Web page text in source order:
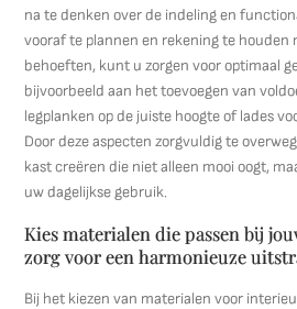
na te denken over de indeling en
vooraf te plannen en rekening te houden
behoeften, kunt u zorgen voor optimaal
bijvoorbeeld aan het toevoegen van
legplanken op de juiste hoogte of lades
Door deze aspecten zorgvuldig te
kast creëren die niet alleen mooi oogt,
uw dagelijkse gebruik.
Kies materialen die passen bij
zorg voor een harmonieuze
Bij het kiezen van materialen voor